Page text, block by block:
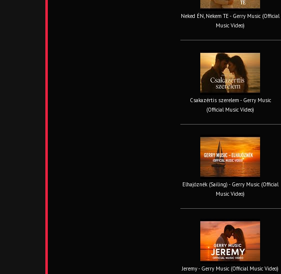
Neked ÉN, Nekem TE - Gerry Music (Official
Music Video)
Csakazértis szerelem - Gerry Music
(Official Music Video)
Elhajóznék (Sailing) - Gerry Music (Official
Music Video)
Jeremy - Gerry Music (Official Music Video)